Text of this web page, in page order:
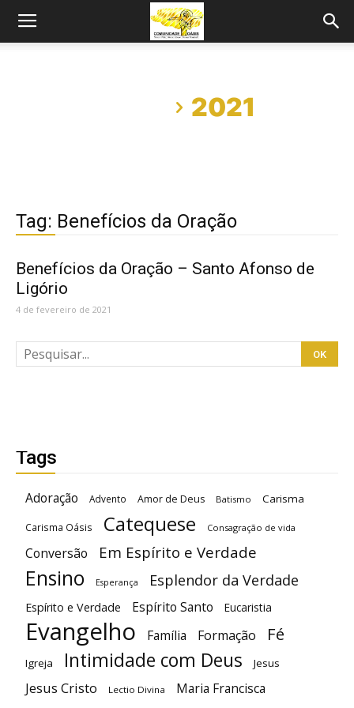
2021
Tag: Benefícios da Oração
Benefícios da Oração – Santo Afonso de
Ligório
4 de fevereiro de 2021
Tags
Adoração Advento Amor de Deus Batismo Carisma
Carisma Oásis Catequese Consagração de vida
Conversão Em Espírito e Verdade
Ensino Esperança Esplendor da Verdade
Espírito e Verdade Espírito Santo Eucaristia
Evangelho Família Formação Fé
Igreja Intimidade com Deus Jesus
Jesus Cristo Lectio Divina Maria Francisca